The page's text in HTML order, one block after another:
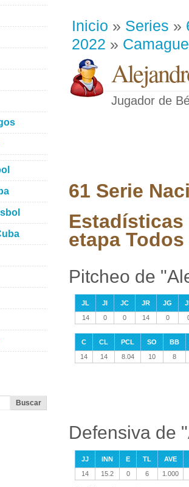
Inicio » Series »
2022 »
Jugador de
61 Serie
etapa
Pitcheo de
JL JI JC JR JG
14
0 0 14 0
C CL PCL SO
BB
14
14 8.04 10 8
Defensiva de
JJ INN E TL
AVE
14
15.2 0 6 1.000